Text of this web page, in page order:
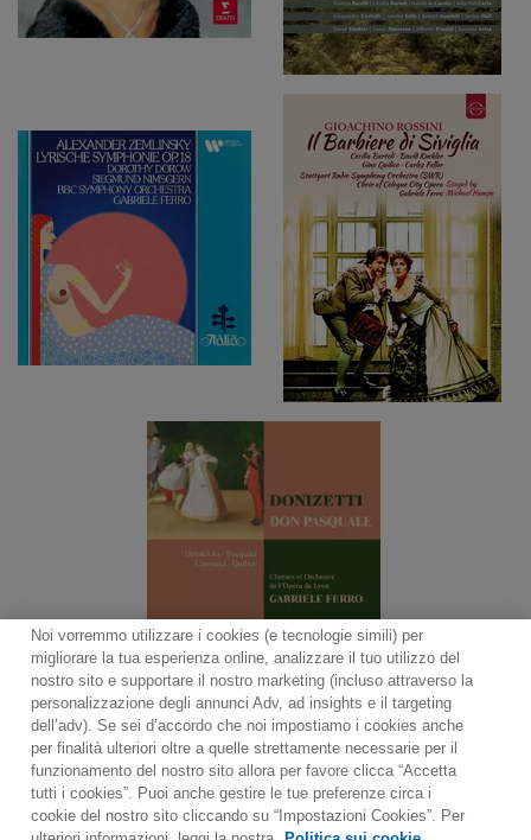
Contact Notiziario
Politica sui cookie
Impostazioni dei cookie
Noi vorremmo utilizzare i cookies (e tecnologie simili) per
migliorare la tua esperienza online, analizzare il tuo utilizzo del
nostro sito e supportare il nostro marketing (incluso attraverso la
personalizzazione degli annunci Adv, ad insights e il targeting
dell’adv). Se sei d’accordo che noi impostiamo i cookies anche
per finalità ulteriori oltre a quelle strettamente necessarie per il
funzionamento del nostro sito allora per favore clicca “Accetta
tutti i cookies”. Puoi anche gestire le tue preferenze circa i
cookie del nostro sito cliccando su “Impostazioni Cookies”. Per